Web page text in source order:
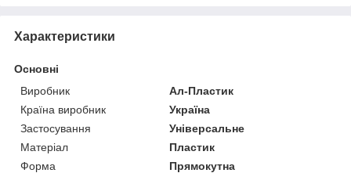
Характеристики
Основні
Виробник
Ал-Пластик
Країна виробник
Україна
Застосування
Універсальне
Матеріал
Пластик
Форма
Прямокутна